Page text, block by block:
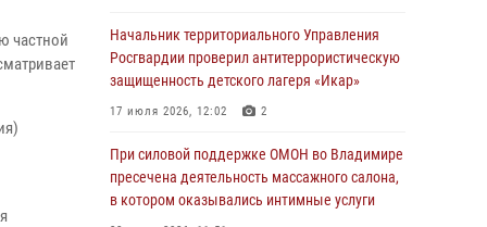
частной
детском лагере «Икар»
27 июля 2026, 16:43 2
Владимирские росгвардейцы обеспечили
летнем фестивале Дениса Мацуева в
20 июля 2026, 06:33 4
Начальник территориального Управления
Росгвардии проверил антитеррористическую
защищенность детского лагеря «Икар»
17 июля 2026, 12:02 2
При силовой поддержке ОМОН во Владимире
пресечена деятельность массажного салона,
в котором оказывались интимные услуги